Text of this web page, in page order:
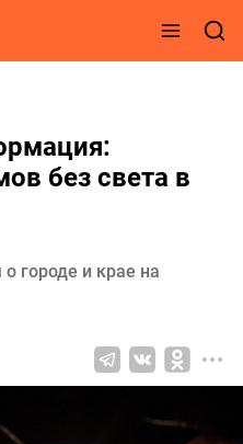
без света в
городе и крае на